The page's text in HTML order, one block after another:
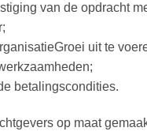
van de opdracht
uit te
betalingscondities.
op maat